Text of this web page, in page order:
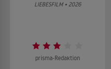
LIEBESFILM • 2026
prisma-Redaktion